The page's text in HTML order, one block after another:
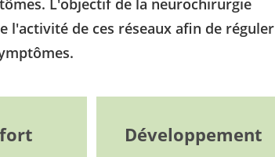
L'objectif de la neurochirurgie
l'activité de ces réseaux afin de réguler
Développement